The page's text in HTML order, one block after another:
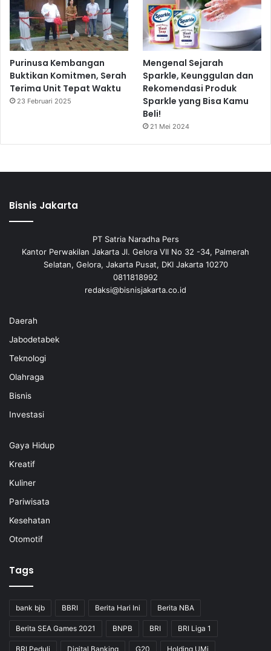
Purinusa Kembangan
Buktikan Komitmen, Serah
Terima Unit Tepat Waktu
23 Februari 2025
Mengenal Sejarah
Sparkle, Keunggulan dan
Rekomendasi Produk
Sparkle yang Bisa Kamu
Beli!
21 Mei 2024
Bisnis Jakarta
PT Satria Naradha Pers
Kantor Perwakilan Jakarta Jl. Gelora VII No 32 -34, Palmerah
Selatan, Gelora, Jakarta Pusat, DKI Jakarta 10270
0811818992
redaksi@bisnisjakarta.co.id
Daerah
Jabodetabek
Teknologi
Olahraga
Bisnis
Investasi
Gaya Hidup
Kreatif
Kuliner
Pariwisata
Kesehatan
Otomotif
Tags
bank bjb BBRI Berita Hari Ini Berita NBA
Berita SEA Games 2021 BNPB BRI BRI Liga 1
BRI Peduli Digital Banking G20 Holding UMi